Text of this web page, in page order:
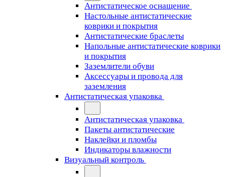
Антистатическое оснащение
Настольные антистатические
коврики и покрытия
Антистатические браслеты
Напольные антистатические коврики
и покрытия
Заземлители обуви
Аксессуары и провода для
заземления
Антистатическая упаковка
Антистатическая упаковка
Пакеты антистатические
Наклейки и пломбы
Индикаторы влажности
Визуальный контроль